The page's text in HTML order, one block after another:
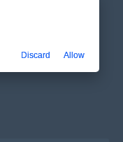
Discard Allow